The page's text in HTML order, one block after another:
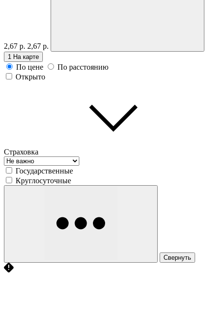
2,67 р. 2,67 р.
1 На карте
По цене
По расстоянию
Открыто
Страховка
Государственные
Круглосуточные
Свернуть